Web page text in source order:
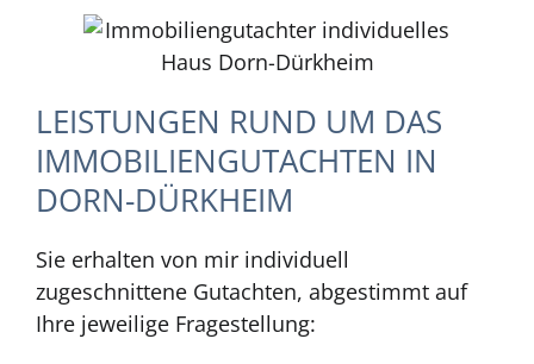
LEISTUNGEN RUND UM DAS
IMMOBILIENGUTACHTEN IN
DORN-DÜRKHEIM
Sie erhalten von mir individuell
zugeschnittene Gutachten, abgestimmt auf
Ihre jeweilige Fragestellung: